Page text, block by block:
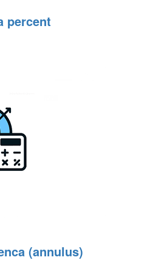
percent
(annulus)